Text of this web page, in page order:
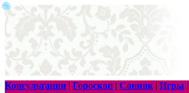
Консультации | Гороскоп | Сонник | Игры |